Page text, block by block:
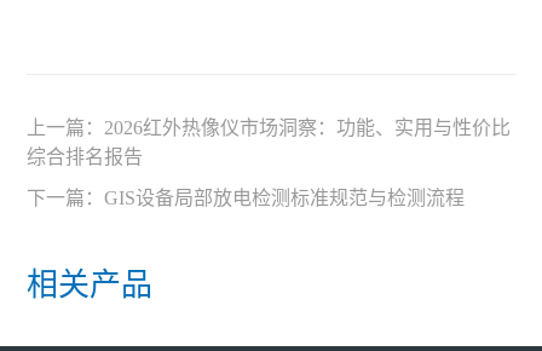
上一篇： 2026红外热像仪市场洞察：功能、实用与性价比
综合排名报告
下一篇：GIS设备局部放电检测标准规范与检测流程
相关产品